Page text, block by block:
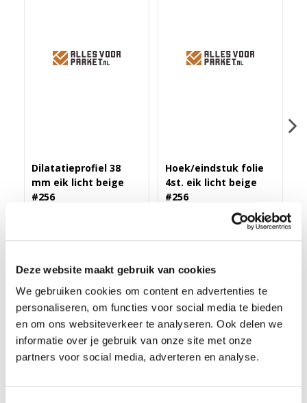
Deze website maakt gebruik van cookies
We gebruiken cookies om content en advertenties te
personaliseren, om functies voor social media te bieden
en om ons websiteverkeer te analyseren. Ook delen we
informatie over je gebruik van onze site met onze
partners voor social media, adverteren en analyse.
Dilatatieprofiel 38
mm eik licht beige
#256
43,40
Hoek/eindstuk folie
4st. eik licht beige
#256
13,90
HOEKLIJNPROFIEL 10MM URBAN LEGEND #198
Meer informatie over de
Hoeklijnprofielen 10 mm